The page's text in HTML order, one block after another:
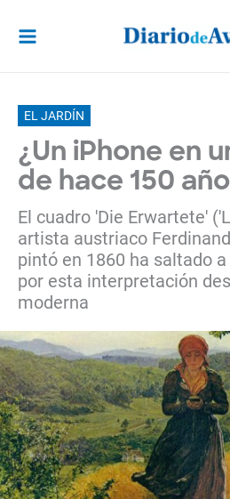
contenido
EL JARDÍN
¿Un iPhone en
de hace 150
El cuadro 'Die Erwartete'
artista austriaco
pintó en 1860 ha saltado
por esta interpretación
moderna